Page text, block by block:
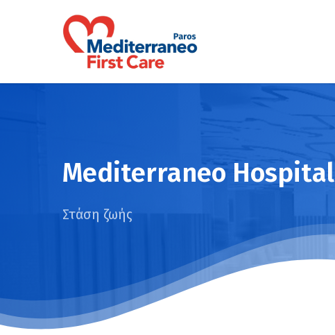
Mediterraneo Hospital
Στάση ζωής